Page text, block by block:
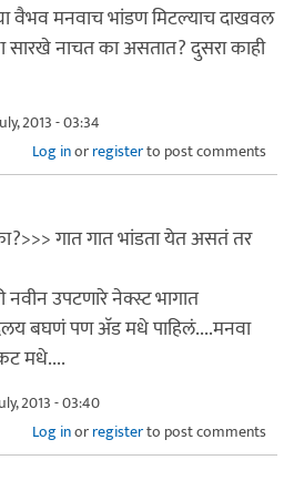
वैभव मनवाच भांडण मिटल्याच दाखवल
सारखे नाचत का असतात? दुसरा काही
2013 - 03:34
Log inorregisterto post comments
गात गात भांडता येत असतं तर
नवीन उपटणारे नेक्स्ट भागात
बघणं पण अ‍ॅड मधे पाहिलं....मनवा
मधे....
2013 - 03:40
Log inorregisterto post comments